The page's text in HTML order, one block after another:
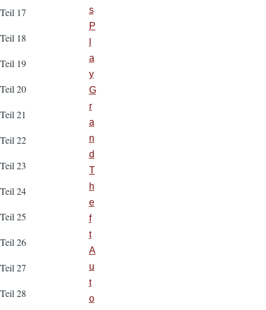
Teil 17
Teil 18
Teil 19
Teil 20
Teil 21
Teil 22
Teil 23
Teil 24
Teil 25
Teil 26
Teil 27
Teil 28
s
P
a
y
G
r
a
n
d
T
h
e
f
t
A
u
t
o